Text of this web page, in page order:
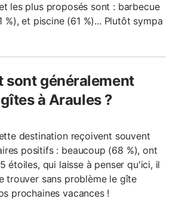
les plus proposés sont : barbecue
%), et piscine (61 %)... Plutôt sympa
sont généralement
à Araules ?
destination reçoivent souvent
positifs : beaucoup (68 %), ont
étoiles, qui laisse à penser qu'ici, il
trouver sans problème le gîte
prochaines vacances !